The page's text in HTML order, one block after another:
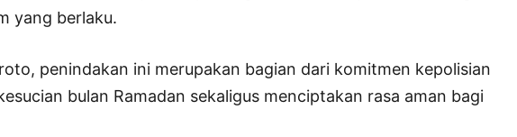
yang berlaku.
penindakan ini merupakan bagian dari komitmen kepolisian
bulan Ramadan sekaligus menciptakan rasa aman bagi